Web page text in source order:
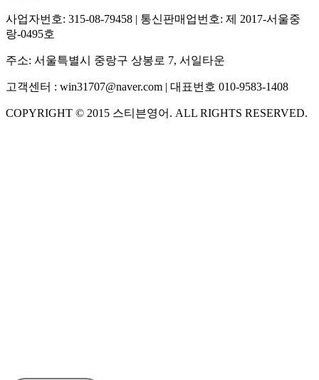
사업자번호: 315-08-79458 | 통신판매업번호: 제 2017-서울중
랑-0495호
주소: 서울특별시 중랑구 상봉로 7, 서일타운
고객센터 : win31707@naver.com | 대표번호 010-9583-1408
COPYRIGHT © 2015 스티븐영어 . ALL RIGHTS RESERVED.